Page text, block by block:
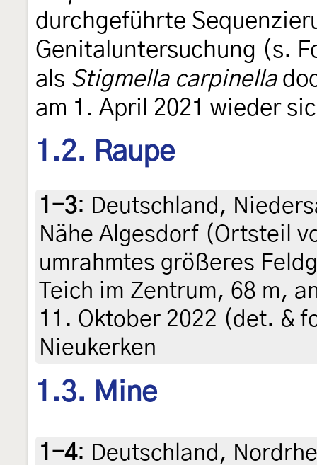
durchgeführte
Genitaluntersuchung (s.
als Stigmella carpinella
am 1. April 2021 wieder
1.2. Raupe
1-3: Deutschland,
Nähe Algesdorf (Ortsteil
umrahmtes größeres
Teich im Zentrum, 68 m,
11. Oktober 2022 (det. &
Nieukerken
1.3. Mine
1-4: Deutschland,